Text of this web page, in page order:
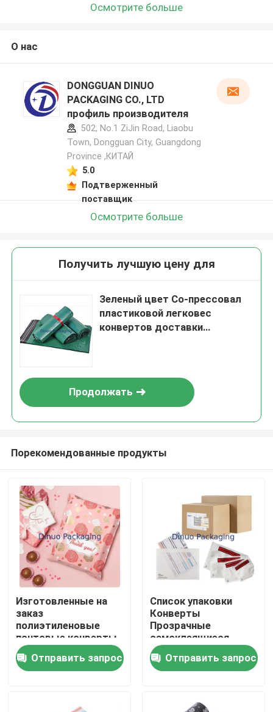
Дом
Продукты
Видеозаписи
Осмотрите больше
О нас
DONGGUAN DINUO
PACKAGING CO., LTD
профиль производителя
502, No.1 ZiJin Road, Liaobu
Town, Dongguan City, Guangdong
Province ,КИТАЙ
5.0
Подтверженный
поставщик
Осмотрите больше
Получить лучшую цену для
Зеленый цвет Со-прессовал
пластиковой легковес
конвертов доставки
Продолжать
Порекомендованные продукты
Изготовленные на
заказ
полиэтиленовые
почтовые конверты
с цветочным
принтом на день
Святого Валентина,
Отправить запрос
Список упаковки
Конверты
Прозрачные
самоклеящиеся
Сканируемые
маркировки
Отправить запрос